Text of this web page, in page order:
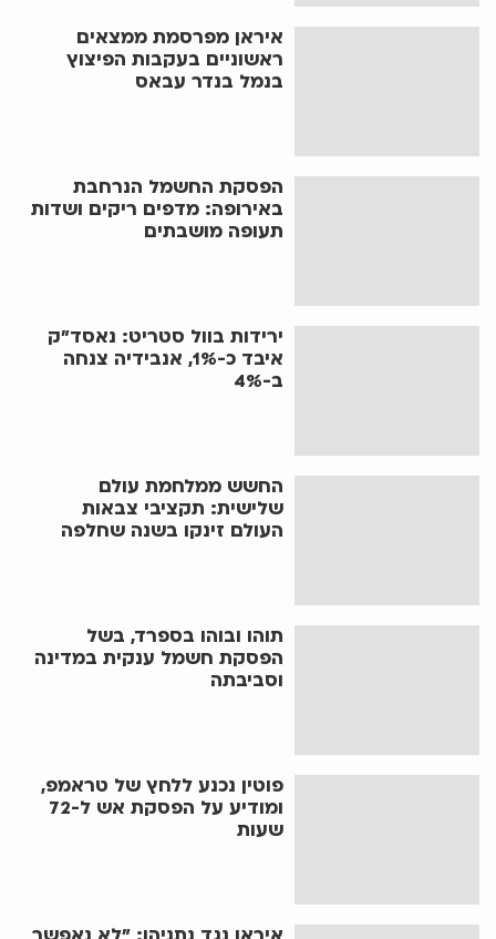
איראן מפרסמת ממצאים
ראשוניים בעקבות הפיצוץ
בנמל בנדר עבאס
הפסקת החשמל הנרחבת
באירופה: מדפים ריקים ושדות
תעופה מושבתים
ירידות בוול סטריט: נאסד"ק
איבד כ-1%, אנבידיה צנחה
ב-4%
החשש ממלחמת עולם
שלישית: תקציבי צבאות
העולם זינקו בשנה שחלפה
תוהו ובוהו בספרד, בשל
הפסקת חשמל ענקית במדינה
וסביבתה
פוטין נכנע ללחץ של טראמפ,
ומודיע על הפסקת אש ל-72
שעות